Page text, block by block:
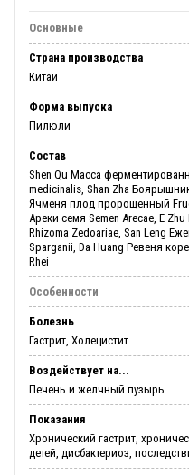
Основные
Страна производства
Китай
Форма выпуска
Пилюли
Состав
Shen Qu Масса
medicinalis, Shan Zha
Ячменя плод пророщенный
Ареки семя Semen Arecae, E
Rhizoma Zedoariae, San Leng
Sparganii, Da Huang Ревеня
Rhei
Особенности
Болезнь
Гастрит, Холецистит
Воздействует на...
Печень и желчный пузырь
Показания
Хронический гастрит,
детей, дисбактериоз,